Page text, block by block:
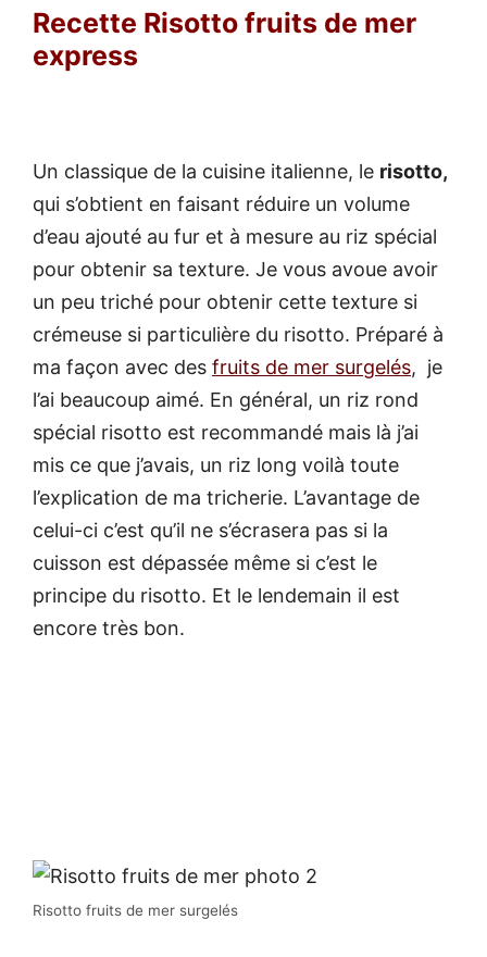
Recette Risotto fruits de mer
express
Un classique de la cuisine italienne, le risotto,
qui s’obtient en faisant réduire un volume
d’eau ajouté au fur et à mesure au riz spécial
pour obtenir sa texture. Je vous avoue avoir
un peu triché pour obtenir cette texture si
crémeuse si particulière du risotto. Préparé à
ma façon avec des fruits de mer surgelés, je
l’ai beaucoup aimé. En général, un riz rond
spécial risotto est recommandé mais là j’ai
mis ce que j’avais, un riz long voilà toute
l’explication de ma tricherie. L’avantage de
celui-ci c’est qu’il ne s’écrasera pas si la
cuisson est dépassée même si c’est le
principe du risotto. Et le lendemain il est
encore très bon.
Risotto fruits de mer surgelés